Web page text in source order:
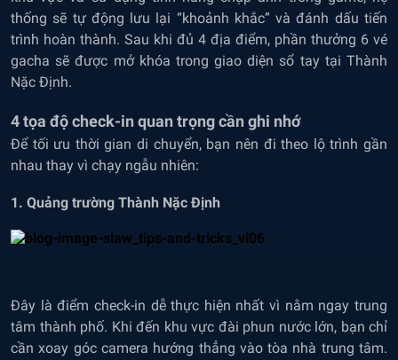
thống sẽ tự động lưu lại “khoảnh khắc” và đánh dấu tiến
trình hoàn thành. Sau khi đủ 4 địa điểm, phần thưởng 6 vé
gacha sẽ được mở khóa trong giao diện sổ tay tại Thành
Nặc Định.
4 tọa độ check-in quan trọng cần ghi nhớ
Để tối ưu thời gian di chuyển, bạn nên đi theo lộ trình gần
nhau thay vì chạy ngẫu nhiên:
1. Quảng trường Thành Nặc Định
Đây là điểm check-in dễ thực hiện nhất vì nằm ngay trung
tâm thành phố. Khi đến khu vực đài phun nước lớn, bạn chỉ
cần xoay góc camera hướng thẳng vào tòa nhà trung tâm.